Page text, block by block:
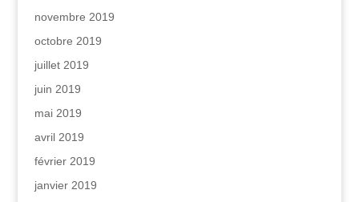
novembre 2019
octobre 2019
juillet 2019
juin 2019
mai 2019
avril 2019
février 2019
janvier 2019